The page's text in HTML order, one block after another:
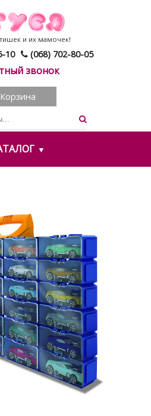
10 (068) 702-80-05
звонок
и их мамочек!
Корзина